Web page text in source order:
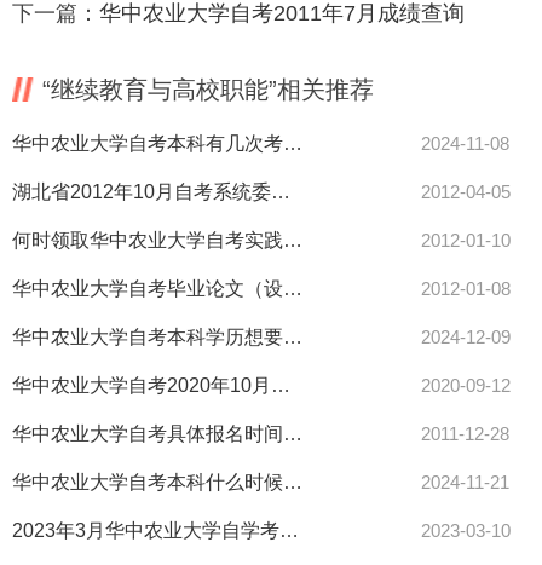
下一篇： 华中农业大学自考2011年7月成绩查询
“继续教育与高校职能”相关推荐
华中农业大学自考本科有几次考试机会？考试难度怎么样？ 2024-11-08
湖北省2012年10月自考系统委托开考本科考试安排 2012-04-05
何时领取华中农业大学自考实践环节考核成绩？认为成绩有误怎么办 2012-01-10
华中农业大学自考毕业论文（设计）考核应注意哪些问题 2012-01-08
华中农业大学自考本科学历想要考研，该如何规划自己的时间？ 2024-12-09
华中农业大学自考2020年10月计算机化考试通知 2020-09-12
华中农业大学自考具体报名时间是什么 2011-12-28
华中农业大学自考本科什么时候可以考？弃考会怎样？ 2024-11-21
2023年3月华中农业大学自学考试课程免考办理须知 2023-03-10